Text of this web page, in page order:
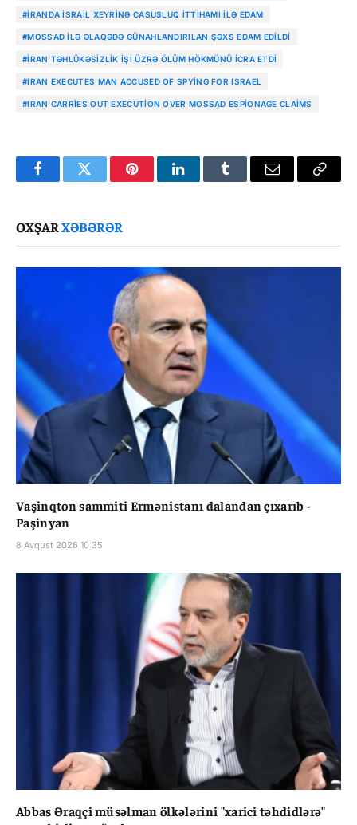
#İRANDA İSRAIL XEYRINƏ CASUSLUQ ITTIHAMI ILƏ EDAM
#MOSSAD ILƏ ƏLAQƏDƏ GÜNAHLANDIRILAN ŞƏXS EDAM EDILDI
#İRAN TƏHLÜKƏSIZLIK IŞI ÜZRƏ ÖLÜM HÖKMÜNÜ ICRA ETDI
#IRAN EXECUTES MAN ACCUSED OF SPYING FOR ISRAEL
#IRAN CARRIES OUT EXECUTION OVER MOSSAD ESPIONAGE CLAIMS
FacebookTwitter PinterestLinkedInTumblr Email
Copy
OXŞARXƏBƏRƏR
Vaşinqton sammiti Ermənistanı dalandan çıxarıb -
Paşinyan
8 Avqust 2026 10:35
Abbas Əraqçi müsəlman ölkələrini "xarici təhdidlərə"